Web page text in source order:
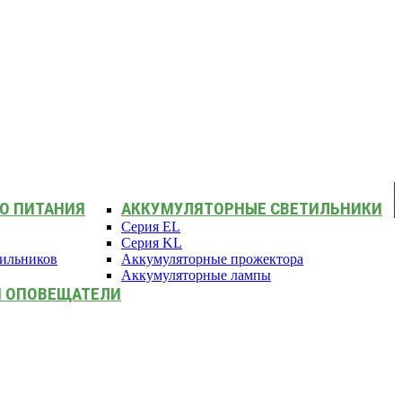
ПИТАНИЯ АККУМУЛЯТОРНЫЕ СВЕТИЛЬНИКИ
Серия EL
Серия KL
Аккумуляторные прожектора
Аккумуляторные лампы
ОПОВЕЩАТЕЛИ